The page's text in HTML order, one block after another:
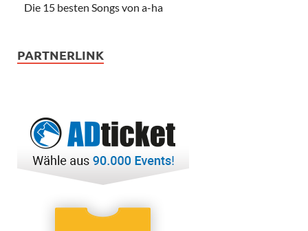
Die 15 besten Songs von a-ha
PARTNERLINK